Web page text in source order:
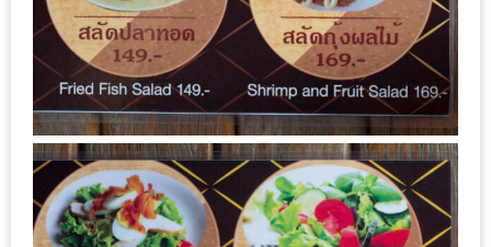
ครบ
จบ
ที่
เดียว
HOMEPRO
FAIR
2017
เชียงใหม่